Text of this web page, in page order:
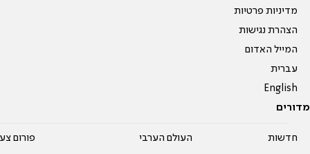
מדיניות פרטיות
הצהרת נגישות
המייל האדום
עברית
English
מדורים
חדשות
העולם הערבי
פורום